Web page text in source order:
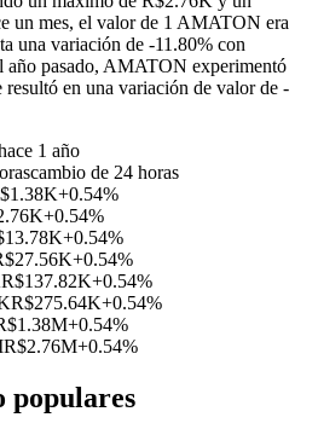
un mes, el valor de 1 AMATON era
una variación de -11.80% con
año pasado, AMATON experimentó
resultó en una variación de valor de -
1 año
cambio de 24 horas
+0.54%
+0.54%
+0.54%
+0.54%
R$137.82K+0.54%
R$275.64K+0.54%
+0.54%
R$2.76M+0.54%
populares